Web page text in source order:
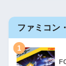
ファミコン
1